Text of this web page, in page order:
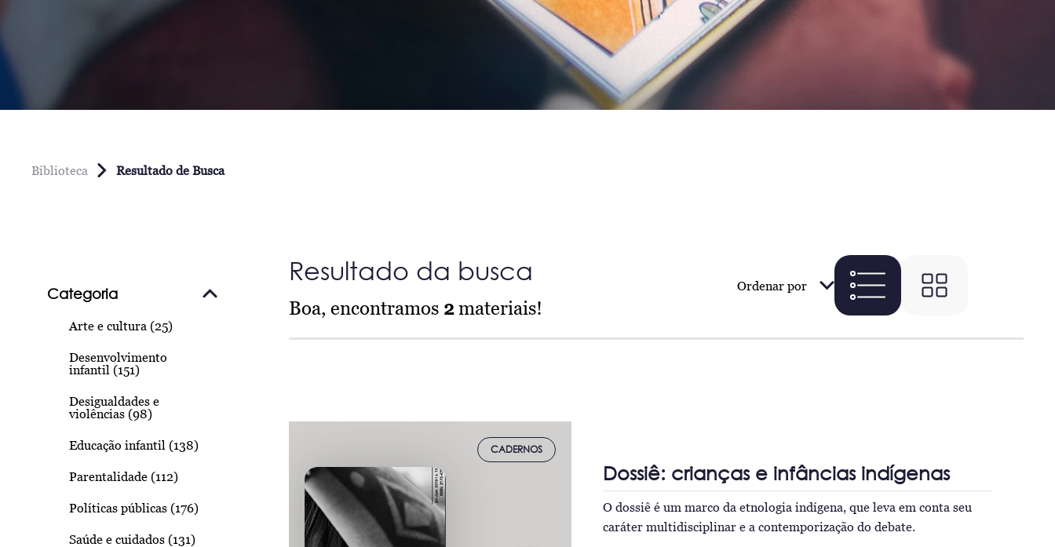
Biblioteca Resultado de Busca
Categoria
Arte e cultura (25)
Desenvolvimento
infantil (151)
Desigualdades e
violências (98)
Educação infantil (138)
Parentalidade (112)
Políticas públicas (176)
Saúde e cuidados (131)
Resultado da busca
Boa, encontramos 2materiais!
Ordenar por
CADERNOS
Dossiê: crianças e infâncias indígenas
O dossiê é um marco da etnologia indígena, que leva em conta seu
caráter multidisciplinar e a contemporização do debate.